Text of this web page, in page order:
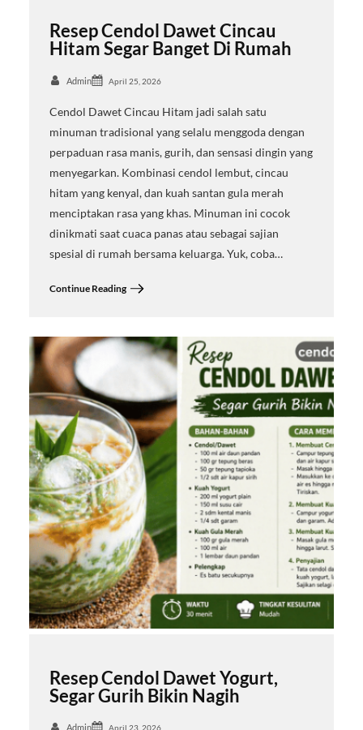
Resep Cendol Dawet Cincau
Hitam Segar Banget Di Rumah
Admin April 25, 2026
Cendol Dawet Cincau Hitam jadi salah satu
minuman tradisional yang selalu menggoda dengan
perpaduan rasa manis, gurih, dan sensasi dingin yang
menyegarkan. Kombinasi cendol lembut, cincau
hitam yang kenyal, dan kuah santan gula merah
menciptakan rasa yang khas. Minuman ini cocok
dinikmati saat cuaca panas atau sebagai sajian
spesial di rumah bersama keluarga. Yuk, coba…
Continue Reading
Resep Cendol Dawet Yogurt,
Segar Gurih Bikin Nagih
Admin April 23, 2026